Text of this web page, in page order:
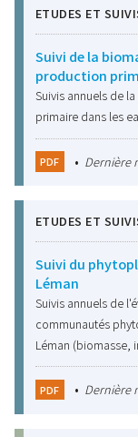
ETUDES ET
Suivi de la
production
Suivis annuels de
primaire dans les
PDF • Dernière
ETUDES ET
Suivi du
Léman
Suivis annuels de
communautés
Léman
PDF • Dernière